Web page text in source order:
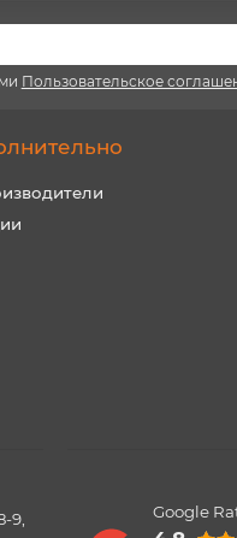
Пользовательское
9,
Google